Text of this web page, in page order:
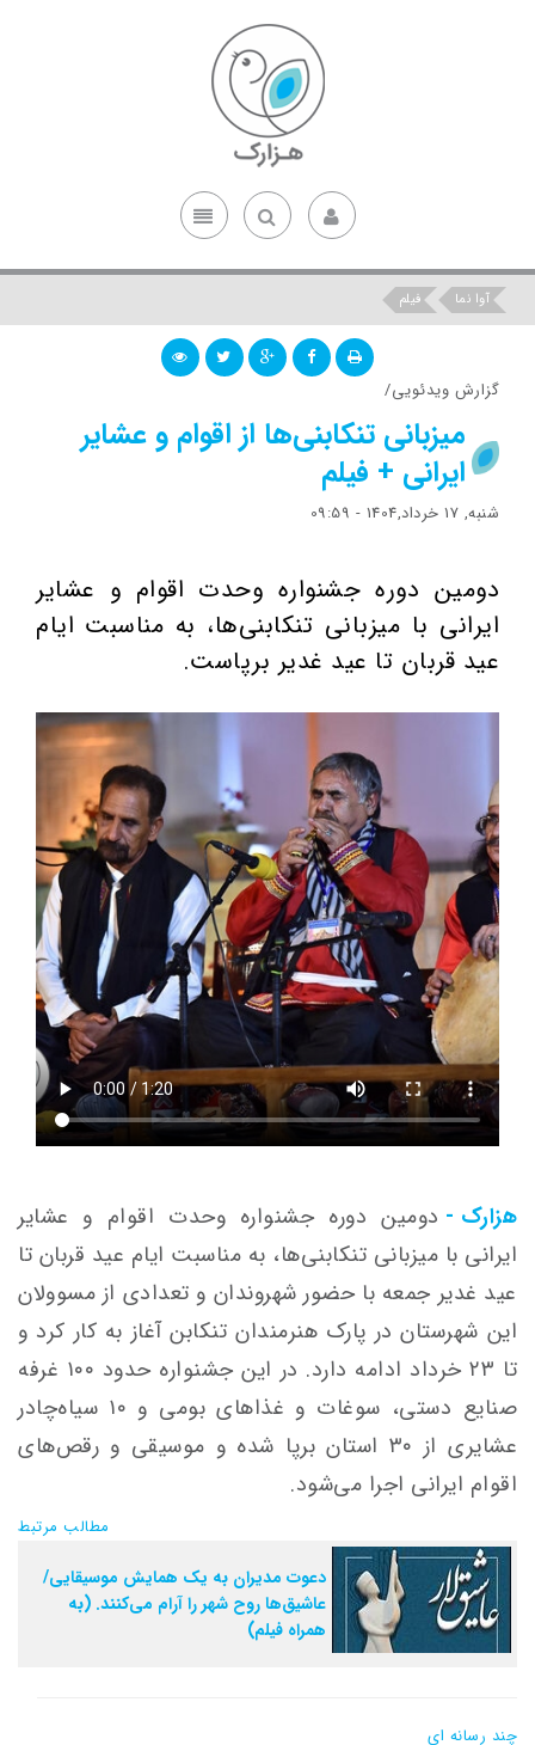
آوا نما فیلم
گزارش ویدئویی/
میزبانی تنکابنی‌ها از اقوام و عشایر
ایرانی + فیلم
شنبه, 17 خرداد,1404 - 09:59
دومین دوره جشنواره وحدت اقوام و عشایر
ایرانی با میزبانی تنکابنی‌ها، به مناسبت ایام
عید قربان تا عید غدیر برپاست.
هزارک - دومین دوره جشنواره وحدت اقوام و عشایر
ایرانی با میزبانی تنکابنی‌ها، به مناسبت ایام عید قربان تا
عید غدیر جمعه با حضور شهروندان و تعدادی از مسوولان
این شهرستان در پارک هنرمندان تنکابن آغاز به کار کرد و
تا ۲۳ خرداد ادامه دارد. در این جشنواره حدود ۱۰۰ غرفه
صنایع دستی، سوغات و غذاهای بومی و ۱۰ سیاه‌چادر
عشایری از ۳۰ استان برپا شده و موسیقی و رقص‌های
اقوام ایرانی اجرا می‌شود.
مطالب مرتبط
دعوت مدیران به یک همایش موسیقایی/
عاشیق‌ها روح شهر را آرام می‌کنند. (به
همراه فیلم)
چند رسانه ای